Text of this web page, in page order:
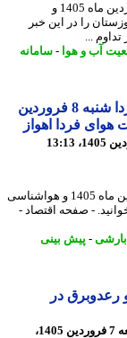
پیش بینی وضعیت آب و هوا خوزستان فردا یکشنبه 9 فروردین ماه 1405 و
را در این خبر
...
و هوا-سامانه
پیش بینی وضعیت آب و هوا خوزستان فردا شنبه 8 فروردین
پیش بینی وضعیت آب و هوا خوزستان فردا شنبه 8 فروردین ماه 1405 و هواشناسی
- صفحه اقتصاد -
-پیش بینی
در
4 ماه پیش - جمعه 7 فروردین 1405،